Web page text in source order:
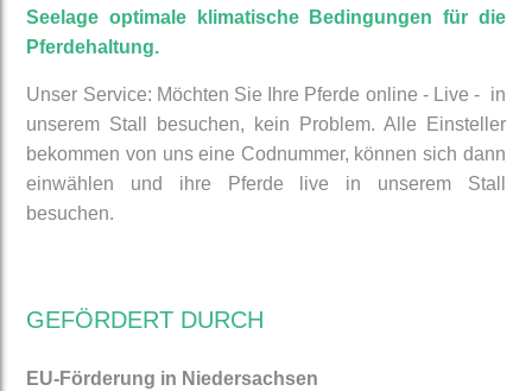
Seelage optimale klimatische Bedingungen für die
Pferdehaltung.
Unser Service: Möchten Sie Ihre Pferde online - Live - in
unserem Stall besuchen, kein Problem. Alle Einsteller
bekommen von uns eine Codnummer, können sich dann
einwählen und ihre Pferde live in unserem Stall
besuchen.
GEFÖRDERT DURCH
EU-Förderung in Niedersachsen